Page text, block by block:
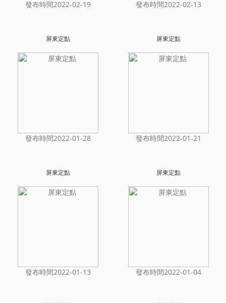
發布時間2022-02-19 發布時間2022-02-13
屏東定點
發布時間2022-01-28
屏東定點
發布時間2022-01-21
屏東定點
發布時間2022-01-13
屏東定點
發布時間2022-01-04